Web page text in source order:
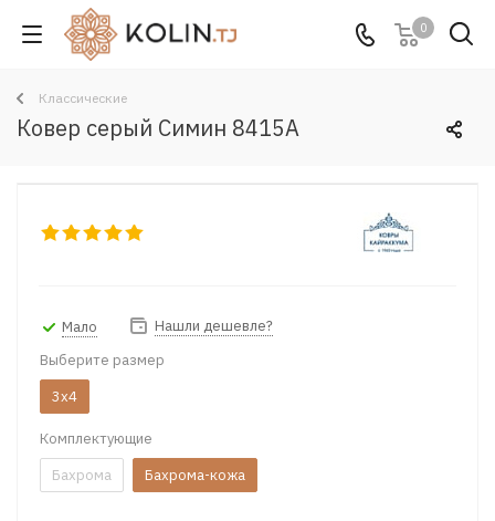
0
Классические
Ковер серый Симин 8415A
Мало
Нашли дешевле?
Выберите размер
3x4
Комплектующие
Бахрома
Бахрома-кожа